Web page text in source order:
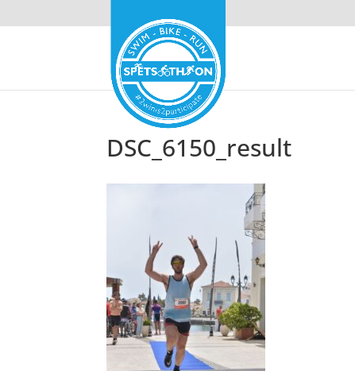
DSC_6150_result